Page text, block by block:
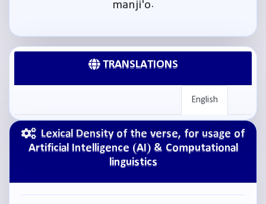
Lexical Density of the verse, for usage of
Artificial Intelligence (AI) & Computational
linguistics
manji'o.
TRANSLATIONS
English